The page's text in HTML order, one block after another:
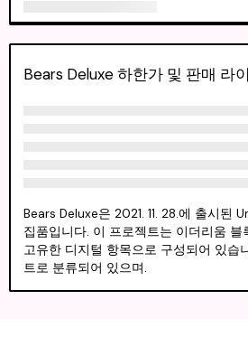
Bears Deluxe 하한가 및 판매 라
Bears Deluxe은 2021. 11. 28.에 출시된
집품입니다. 이 프로젝트는 이더리움
고유한 디지털 항목으로 구성되어 있습
트로 분류되어 있으며.